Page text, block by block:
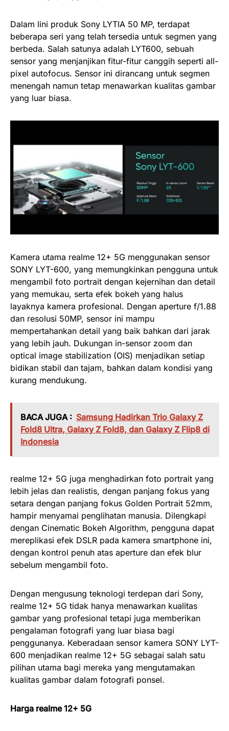
Dalam lini produk Sony LYTIA 50 MP, terdapat
beberapa seri yang telah tersedia untuk segmen yang
berbeda. Salah satunya adalah LYT600, sebuah
sensor yang menjanjikan fitur-fitur canggih seperti all-
pixel autofocus. Sensor ini dirancang untuk segmen
menengah namun tetap menawarkan kualitas gambar
yang luar biasa.
Kamera utama realme 12+ 5G menggunakan sensor
SONY LYT-600, yang memungkinkan pengguna untuk
mengambil foto portrait dengan kejernihan dan detail
yang memukau, serta efek bokeh yang halus
layaknya kamera profesional. Dengan aperture f/1.88
dan resolusi 50MP, sensor ini mampu
mempertahankan detail yang baik bahkan dari jarak
yang lebih jauh. Dukungan in-sensor zoom dan
optical image stabilization (OIS) menjadikan setiap
bidikan stabil dan tajam, bahkan dalam kondisi yang
kurang mendukung.
BACA JUGA : Samsung Hadirkan Trio Galaxy Z
Fold8 Ultra, Galaxy Z Fold8, dan Galaxy Z Flip8 di
Indonesia
realme 12+ 5G juga menghadirkan foto portrait yang
lebih jelas dan realistis, dengan panjang fokus yang
setara dengan panjang fokus Golden Portrait 52mm,
hampir menyamai penglihatan manusia. Dilengkapi
dengan Cinematic Bokeh Algorithm, pengguna dapat
mereplikasi efek DSLR pada kamera smartphone ini,
dengan kontrol penuh atas aperture dan efek blur
sebelum mengambil foto.
Dengan mengusung teknologi terdepan dari Sony,
realme 12+ 5G tidak hanya menawarkan kualitas
gambar yang profesional tetapi juga memberikan
pengalaman fotografi yang luar biasa bagi
penggunanya. Keberadaan sensor kamera SONY LYT-
600 menjadikan realme 12+ 5G sebagai salah satu
pilihan utama bagi mereka yang mengutamakan
kualitas gambar dalam fotografi ponsel.
Harga realme 12+ 5G